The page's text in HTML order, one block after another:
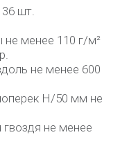
шт.
не менее 110 г/м²
не менее 600
Н/50 мм не
не менее